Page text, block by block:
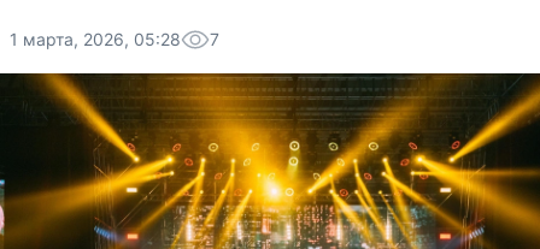
1 марта, 2026, 05:28 7